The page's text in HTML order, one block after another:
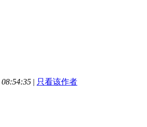
| 只看该作者